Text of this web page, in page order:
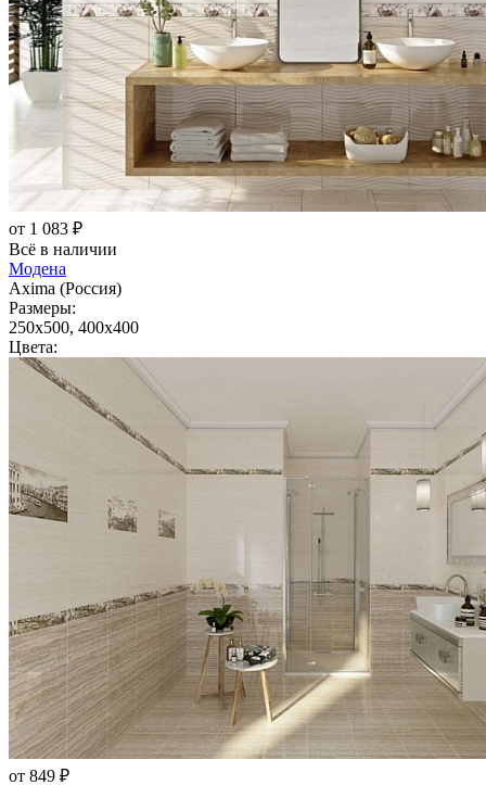
от 1 083 ₽
Всё в наличии
Модена
Axima (Россия)
Размеры:
250x500, 400x400
Цвета:
от 849 ₽